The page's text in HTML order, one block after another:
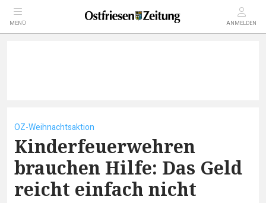
MENÜ ANMELDEN
OZ-Weihnachtsaktion
Kinderfeuerwehren
brauchen Hilfe: Das Geld
reicht einfach nicht